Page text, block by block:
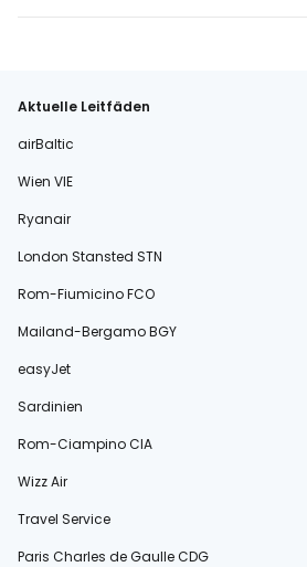
Aktuelle Leitfäden
airBaltic
Wien VIE
Ryanair
London Stansted STN
Rom-Fiumicino FCO
Mailand-Bergamo BGY
easyJet
Sardinien
Rom-Ciampino CIA
Wizz Air
Travel Service
Paris Charles de Gaulle CDG